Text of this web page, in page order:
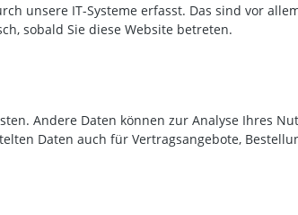
unsere IT-Systeme erfasst. Das sind vor
sobald Sie diese Website betreten.
Andere Daten können zur Analyse Ihres
Daten auch für Vertragsangebote,